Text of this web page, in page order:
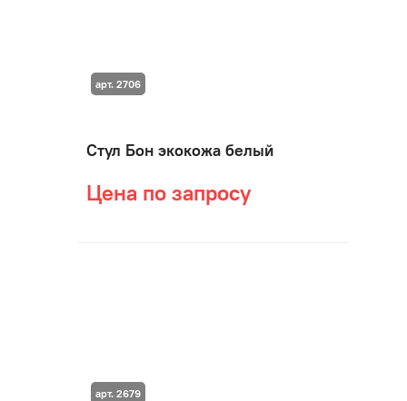
Стул Бон экокожа белый
Цена по запросу
арт. 2706
арт. 2679